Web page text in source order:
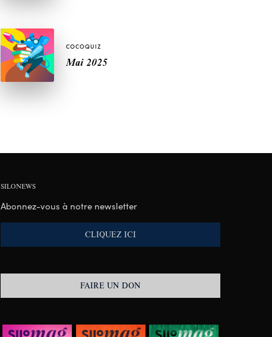
COCOQUIZ
Mai 2025
SILONEWS
Abonnez-vous à notre newsletter
CLIQUEZ ICI
FAIRE UN DON